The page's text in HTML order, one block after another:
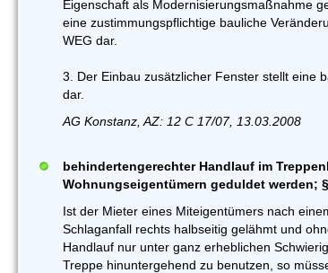
Eigenschaft als Modernisierungsmaßnahme
eine zustimmungspflichtige bauliche
WEG dar.
3. Der Einbau zusätzlicher Fenster stellt eine
dar.
AG Konstanz, AZ: 12 C 17/07, 13.03.2008
behindertengerechter Handlauf im
Wohnungseigentümern geduldet werden;
Ist der Mieter eines Miteigentümers nach
Schlaganfall rechts halbseitig gelähmt und
Handlauf nur unter ganz erheblichen
Treppe hinuntergehend zu benutzen, so